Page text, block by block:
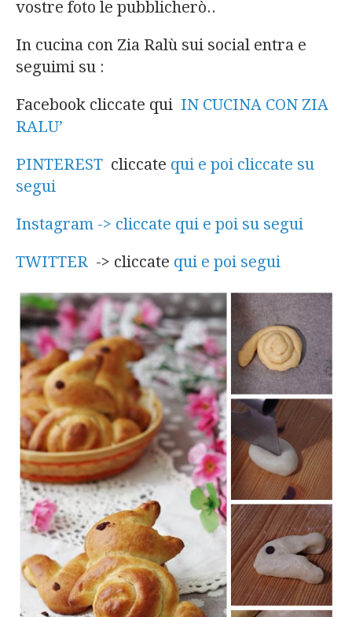
vostre foto le pubblicherò..
In cucina con Zia Ralù sui social entra e
seguimi su :
Facebook cliccate qui IN CUCINA CON ZIA
RALU’
PINTEREST cliccate qui e poi cliccate su
segui
Instagram -> cliccate qui e poi su segui
TWITTER -> cliccate qui e poi segui